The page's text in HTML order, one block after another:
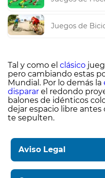
Juegos de
Tal y como el clásico
pero cambiando estas
Mundial. Por lo demás la
disparar el redondo
balones de idénticos
dejar espacio libre
te sepulten.
Aviso Legal